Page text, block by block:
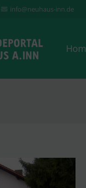
info@neuhaus-inn.de